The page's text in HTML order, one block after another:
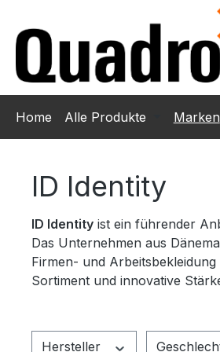
Home Alle Produkte Marken
ID Identity
ID Identity ist ein führender
Das Unternehmen aus
Firmen- und
Sortiment und innovative
Hersteller